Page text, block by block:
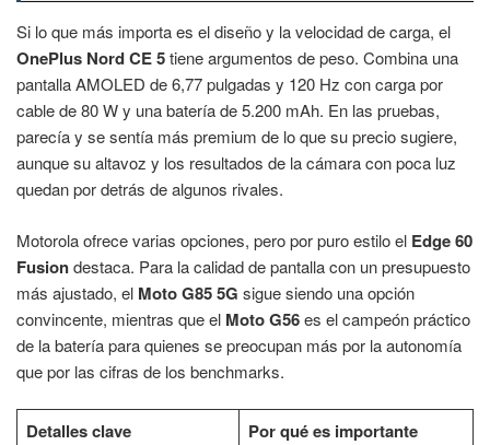
Si lo que más importa es el diseño y la velocidad de carga, el
OnePlus Nord CE 5tiene argumentos de peso. Combina una
pantalla AMOLED de 6,77 pulgadas y 120 Hz con carga por
cable de 80 W y una batería de 5.200 mAh. En las pruebas,
parecía y se sentía más premium de lo que su precio sugiere,
aunque su altavoz y los resultados de la cámara con poca luz
quedan por detrás de algunos rivales.
Motorola ofrece varias opciones, pero por puro estilo el Edge 60
Fusiondestaca. Para la calidad de pantalla con un presupuesto
más ajustado, el Moto G85 5G sigue siendo una opción
convincente, mientras que el Moto G56es el campeón práctico
de la batería para quienes se preocupan más por la autonomía
que por las cifras de los benchmarks.
Detalles clave Por qué es importante